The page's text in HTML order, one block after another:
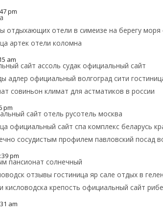
pm
отдыхающих отели в симеизе на берегу
артек отели коломна
am
сайт ассоль судак официальный сайт
адлер официальный волгоград сити
совиньон климат для астматиков в россии
pm
сайт отель русотель москва
официальный сайт спа комплекс беларусь
сосудистым профилем павловский посад
pm
пансионат солнечный
отзывы гостиница яр сале отдых в
кисловодска крепость официальный сайт
am